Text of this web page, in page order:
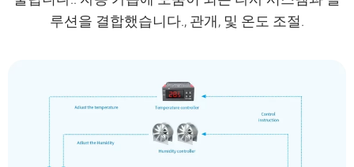
루션을 결합했습니다., 관개, 및 온도 조절.